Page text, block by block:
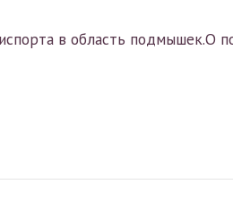
в область подмышек.О